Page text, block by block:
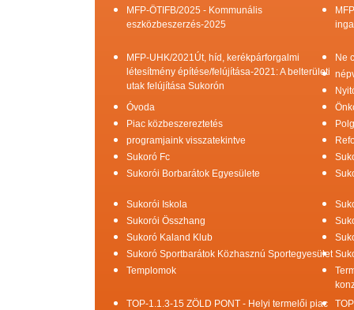
MFP-ÖTIFB/2025 - Kommunális
eszközbeszerzés-2025
MFP-UHK/2021Út, híd, kerékpárforgalmi
létesítmény építése/felújítása-2021: A belterületi
utak felújítása Sukorón
Ne
Óvoda
Piac közbeszereztetés
programjaink visszatekintve
Sukoró Fc
Sukorói Borbarátok Egyesülete
Sukorói Iskola
Sukorói Összhang
Sukoró Kaland Klub
Sukoró Sportbarátok Közhasznú Sportegyesület
Templomok
TOP-1.1.3-15 ZÖLD PONT - Helyi termelői piac